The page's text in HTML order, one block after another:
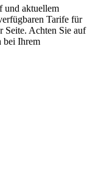
und aktuellem
Tarife für
Seite. Achten Sie auf
bei Ihrem